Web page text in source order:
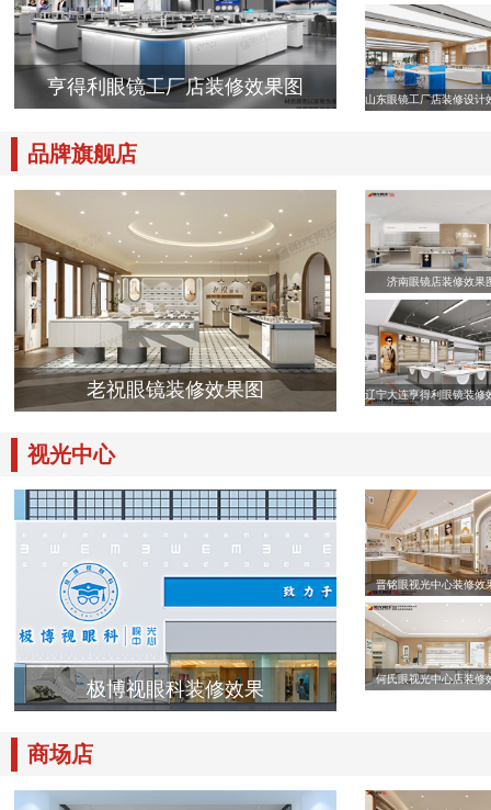
亨得利眼镜工厂店装修效果图
山东眼镜工厂店装修设计
品牌旗舰店
老祝眼镜装修效果图
济南眼镜店装修效果
辽宁大连亨得利眼镜装修
视光中心
极博视眼科装修效果
晋铭眼视光中心装修效
何氏眼视光中心店装修
商场店